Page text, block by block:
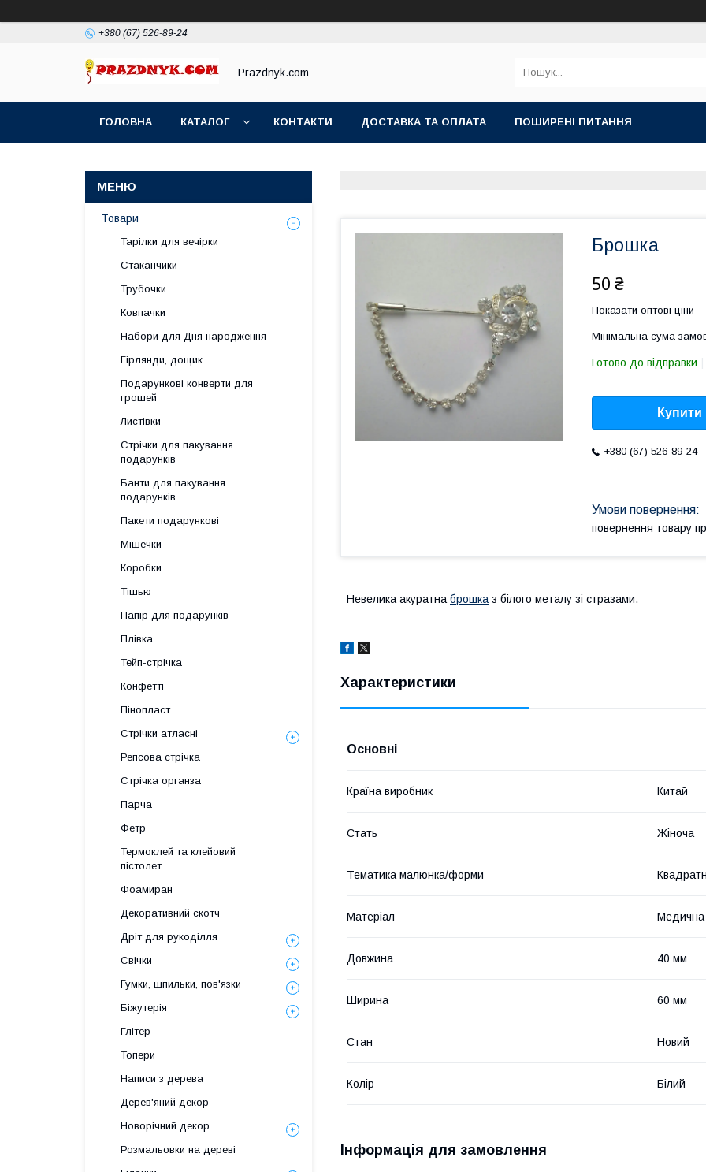
+380 (67) 526-89-24
Prazdnyk.com
ГОЛОВНА КАТАЛОГ КОНТАКТИ ДОСТАВКА ТА ОПЛАТА ПОШИРЕНІ ПИТАННЯ
Брошка
50 ₴
Показати оптові ціни
Мінімальна сума
Готово до відправки
Купити
+380 (67) 526-89-24
повернення товару
Невелика акуратна брошка з білого металу зі стразами.
Характеристики
Основні
Країна виробник Китай
Стать Жіноча
Тематика малюнка/форми
Матеріал Медична
Довжина 40 мм
Ширина 60 мм
Стан Новий
Колір Білий
Інформація для замовлення
Товари
Тарілки для вечірки
Стаканчики
Трубочки
Ковпачки
Набори для Дня народження
Гірлянди, дощик
Подарункові конверти для
грошей
Листівки
Стрічки для пакування
подарунків
Банти для пакування
подарунків
Пакети подарункові
Мішечки
Коробки
Тішью
Папір для подарунків
Плівка
Тейп-стрічка
Конфетті
Пінопласт
Стрічки атласні
Репсова стрічка
Стрічка органза
Парча
Фетр
Термоклей та клейовий
пістолет
Фоамиран
Декоративний скотч
Дріт для рукоділля
Свічки
Гумки, шпильки, пов'язки
Біжутерія
Глітер
Топери
Написи з дерева
Дерев'яний декор
Новорічний декор
Розмальовки на дереві